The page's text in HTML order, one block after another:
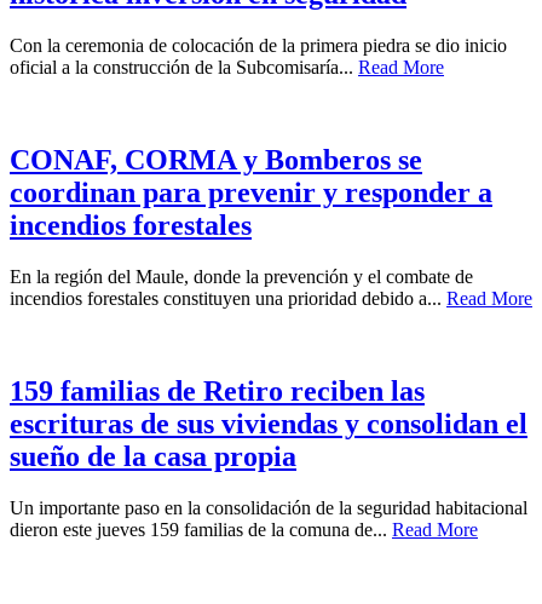
Con la ceremonia de colocación de la primera piedra se dio inicio
oficial a la construcción de la Subcomisaría... Read More
CONAF, CORMA y Bomberos se
coordinan para prevenir y responder a
incendios forestales
En la región del Maule, donde la prevención y el combate de
incendios forestales constituyen una prioridad debido a... Read More
159 familias de Retiro reciben las
escrituras de sus viviendas y consolidan el
sueño de la casa propia
Un importante paso en la consolidación de la seguridad habitacional
dieron este jueves 159 familias de la comuna de... Read More